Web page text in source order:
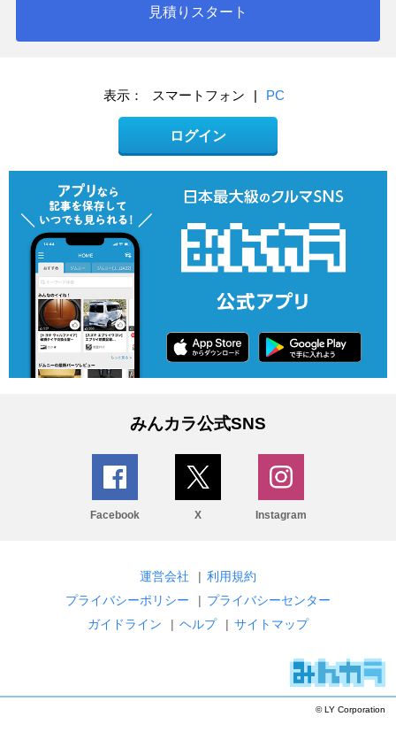
見積りスタート
表示： スマートフォン | PC
ログイン
みんカラ公式SNS
Facebook X Instagram
運営会社 | 利用規約
プライバシーポリシー
| プライバシーセンター
ガイドライン
| ヘルプ | サイトマップ
© LY Corporation